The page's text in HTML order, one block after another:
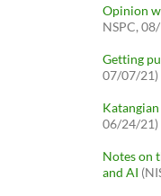
Opinion
NSPC,
Getting
07/07/21)
06/24/21)
Notes on
and AI